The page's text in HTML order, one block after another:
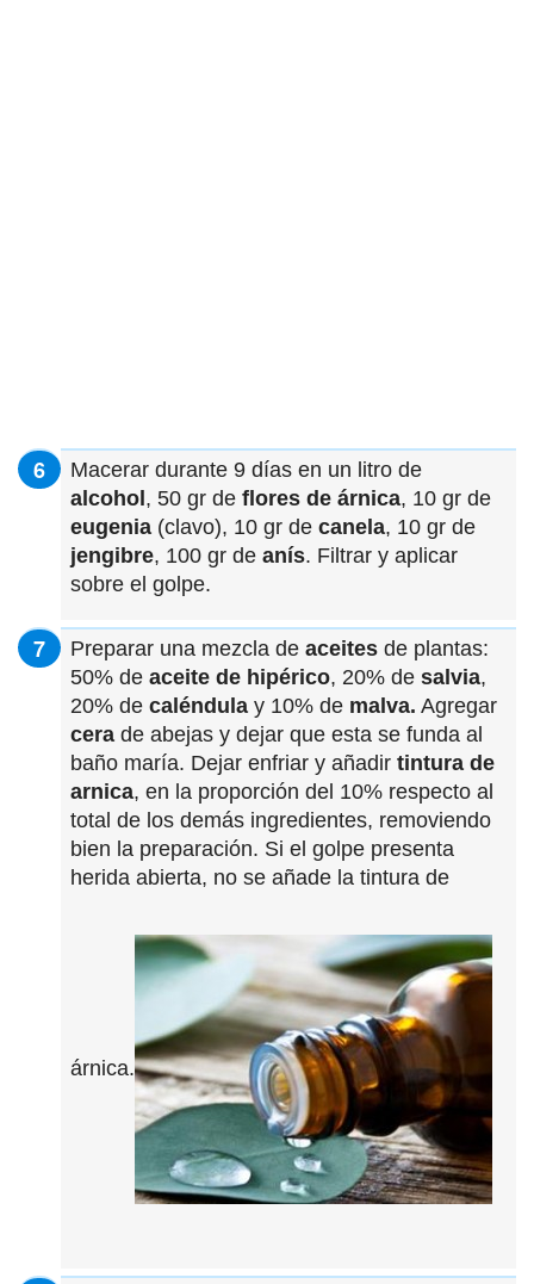
Macerar durante 9 días en un litro de
alcohol , 50 gr de flores de árnica, 10 gr de
eugenia (clavo), 10 gr de canela, 10 gr de
jengibre, 100 gr de anís. Filtrar y aplicar
sobre el golpe.
Preparar una mezcla de aceites de plantas:
50% de aceite de hipérico, 20% de salvia,
20% de caléndula y 10% de malva. Agregar
cera de abejas y dejar que esta se funda al
baño maría. Dejar enfriar y añadir tintura de
arnica, en la proporción del 10% respecto al
total de los demás ingredientes, removiendo
bien la preparación. Si el golpe presenta
herida abierta, no se añade la tintura de
árnica.